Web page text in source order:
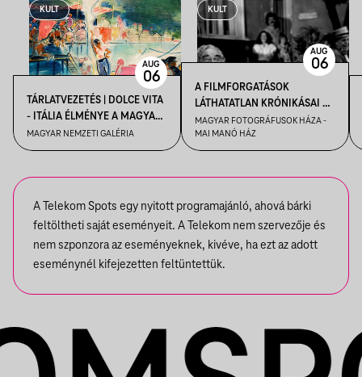
KULT
TÁRLATVEZETÉS | DOLCE VITA
- ITÁLIA ÉLMÉNYE A MAGYAR
MŰVÉSZETBEN
MAGYAR NEMZETI GALÉRIA
AUG
06
KULT
A FILMFORGATÁSOK
LÁTHATATLAN KRÓNIKÁSAI –
KENDE TAMÁS FILMFOTÓS
VEZETÉSE A FELVÉTEL! CÍMŰ
KIÁLLÍTÁSBAN
MAGYAR FOTOGRÁFUSOK HÁZA -
MAI MANÓ HÁZ
AUG
06
A Telekom Spots egy nyitott programajánló, ahová bárki
feltöltheti saját eseményeit. A Telekom nem szervezője és
nem szponzora az eseményeknek, kivéve, ha ezt az adott
eseménynél kifejezetten feltüntettük.